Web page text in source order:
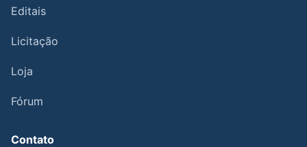
Editais
Licitação
Loja
Fórum
Contato